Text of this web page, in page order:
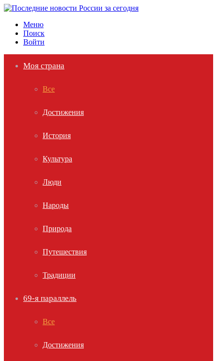
Меню
Поиск
Войти
Моя страна
Все
Достижения
История
Культура
Люди
Народы
Природа
Путешествия
Традиции
69-я параллель
Все
Достижения